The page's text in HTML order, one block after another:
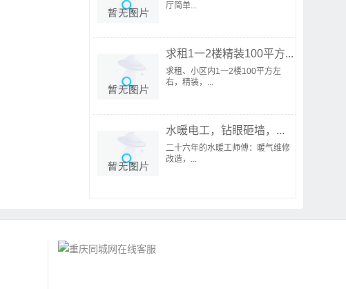
厅简单...
求租1一2楼精装100平方...
求租、小区内1一2楼100平方左
右，精装，...
水暖电工，钻眼砸墙，...
二十六年的水暖工师傅：暖气维修
改造，...